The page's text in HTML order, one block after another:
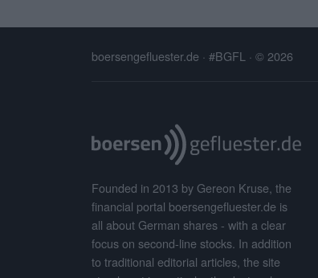
boersengefluester.de · #BGFL · © 2026
Founded in 2013 by Gereon Kruse, the
financial portal boersengefluester.de is
all about German shares - with a clear
focus on second-line stocks. In addition
to traditional editorial articles, the site